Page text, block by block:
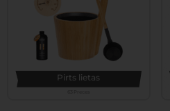
Pirts lietas